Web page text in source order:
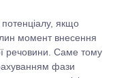
якщо
момент внесення
речовини. Саме тому
фази